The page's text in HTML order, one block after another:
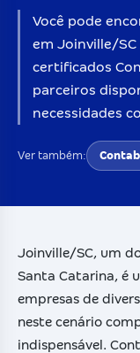
Você pode
em Joinville/
certificados
parceiros
necessidades
Ver também:
Joinville/SC, um
Santa Catarina, é
empresas de
neste cenário
indispensável.